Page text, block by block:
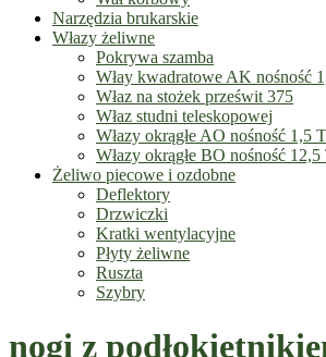
Narzędzia brukarskie
Włazy żeliwne
Pokrywa szamba
Włay kwadratowe AK nośność
Właz na stożek prześwit 375
Właz studni teleskopowej
Włazy okrągłe AO nośność 1,5 T
Włazy okrągłe BO nośność 12,5
Żeliwo piecowe i ozdobne
Deflektory
Drzwiczki
Kratki wentylacyjne
Płyty żeliwne
Ruszta
Szybry
nogi z